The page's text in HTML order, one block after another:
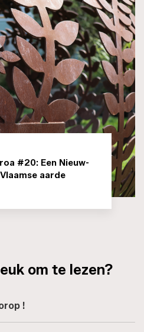
#20: Een Nieuw-
aarde
om te lezen?
!